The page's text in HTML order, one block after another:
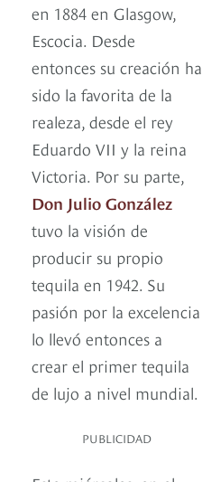
en 1884 en Glasgow,
Escocia. Desde
entonces su creación ha
sido la favorita de la
realeza, desde el rey
Eduardo VII y la reina
Victoria. Por su parte,
Don Julio González
tuvo la visión de
producir su propio
tequila en 1942. Su
pasión por la excelencia
lo llevó entonces a
crear el primer tequila
de lujo a nivel mundial.
PUBLICIDAD